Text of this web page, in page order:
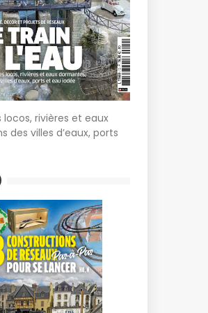
locos, rivières et eaux
des villes d’eaux, ports